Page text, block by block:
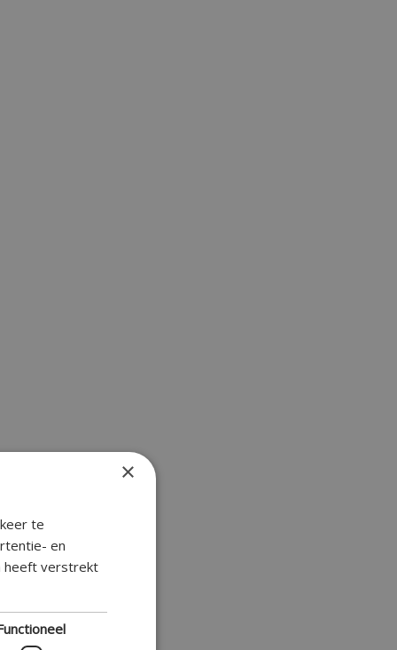
×
te
en
heeft verstrekt